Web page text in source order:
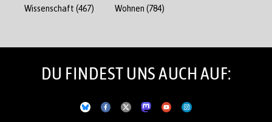
Wissenschaft (467) Wohnen (784)
DU FINDEST UNS AUCH AUF: